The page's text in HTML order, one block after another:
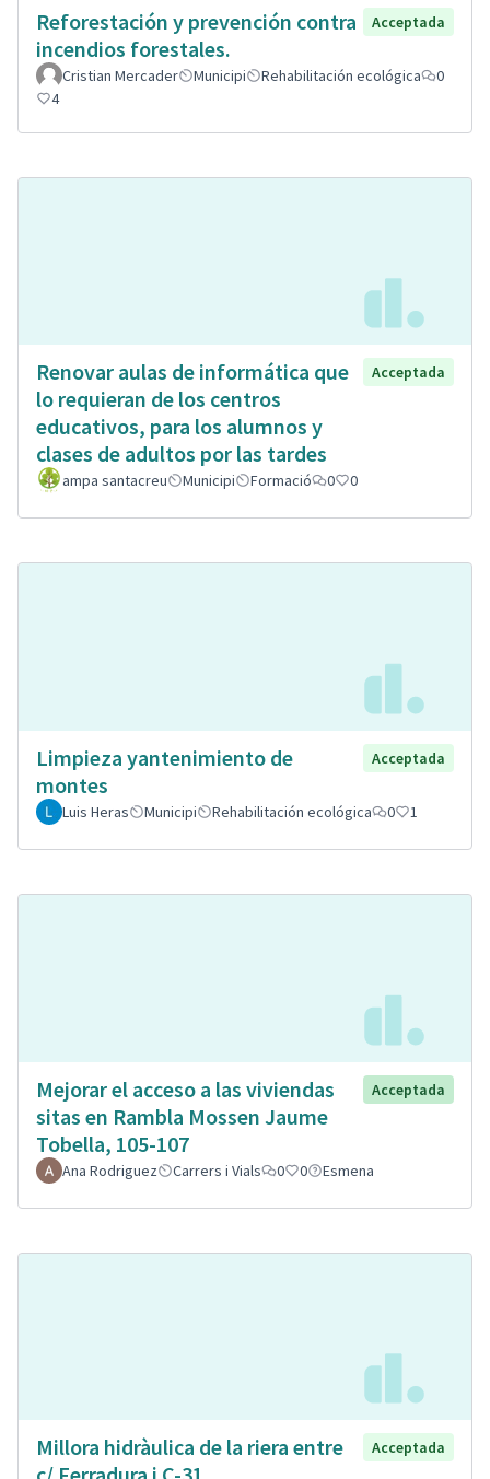
Reforestación y prevención contra
incendios forestales.
Acceptada
Cristian Mercader Municipi Rehabilitación ecológica
0
4
Renovar aulas de informática que
lo requieran de los centros
educativos, para los alumnos y
clases de adultos por las tardes
Acceptada
ampa santacreu Municipi Formació 0 0
Limpieza yantenimiento de
montes
Acceptada
Luis Heras Municipi Rehabilitación ecológica 0 1
Mejorar el acceso a las viviendas
sitas en Rambla Mossen Jaume
Tobella, 105-107
Acceptada
Ana Rodriguez Carrers i Vials 0 0 Esmena
Millora hidràulica de la riera entre
Acceptada